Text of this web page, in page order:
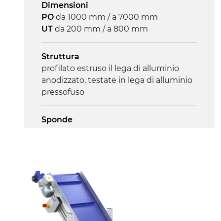
Controllo
on/off, E-Stop, protezione termica
motore
Dimensioni
PO da 1000 mm / a 7000 mm
UT da 200 mm / a 800 mm
Struttura
profilato estruso il lega di alluminio
anodizzato, testate in lega di alluminio
pressofuso
Sponde
Supporti di sostegno
cannocchiali in lega di alluminio
pressofuso, gambe in tubolare in
metallo zincato, piedini di livellamento